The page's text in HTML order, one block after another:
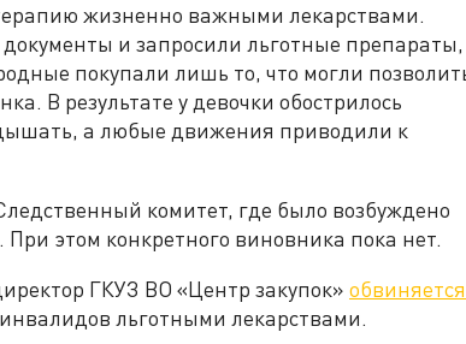
жизненно важными лекарствами.
и запросили льготные препараты,
покупали лишь то, что могли
В результате у девочки обострилось
а любые движения приводили к
комитет, где было возбуждено
При этом конкретного виновника пока нет.
ГКУЗ ВО «Центр закупок»
льготными лекарствами.